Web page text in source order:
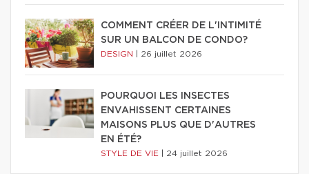
COMMENT CRÉER DE L'INTIMITÉ
SUR UN BALCON DE CONDO?
DESIGN 26 juillet 2026
POURQUOI LES INSECTES
ENVAHISSENT CERTAINES
MAISONS PLUS QUE D'AUTRES
EN ÉTÉ?
STYLE DE VIE 24 juillet 2026